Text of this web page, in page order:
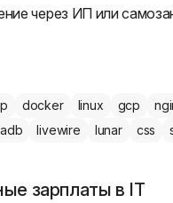
через ИП или
docker linux gcp
livewire lunar css
зарплаты в IT